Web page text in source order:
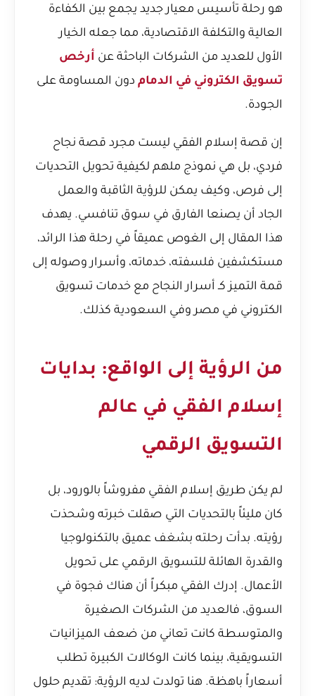
هو رحلة تأسيس معيار جديد يجمع بين الكفاءة
العالية والتكلفة الاقتصادية، مما جعله الخيار
الأول للعديد من الشركات الباحثة عن أرخص
تسويق الكتروني في الدمام دون المساومة على
الجودة.
إن قصة إسلام الفقي ليست مجرد قصة نجاح
فردي، بل هي نموذج ملهم لكيفية تحويل التحديات
إلى فرص، وكيف يمكن للرؤية الثاقبة والعمل
الجاد أن يصنعا الفارق في سوق تنافسي. يهدف
هذا المقال إلى الغوص عميقاً في رحلة هذا الرائد،
مستكشفين فلسفته، خدماته، وأسرار وصوله إلى
قمة التميز كـ أسرار النجاح مع خدمات تسويق
الكتروني في مصروفي السعودية كذلك.
من الرؤية إلى الواقع: بدايات
إسلام الفقي في عالم
التسويق الرقمي
لم يكن طريق إسلام الفقي مفروشاً بالورود، بل
كان مليئاً بالتحديات التي صقلت خبرته وشحذت
رؤيته. بدأت رحلته بشغف عميق بالتكنولوجيا
والقدرة الهائلة للتسويق الرقمي على تحويل
الأعمال. إدرك الفقي مبكراً أن هناك فجوة في
السوق، فالعديد من الشركات الصغيرة
والمتوسطة كانت تعاني من ضعف الميزانيات
التسويقية، بينما كانت الوكالات الكبيرة تطلب
أسعاراً باهظة. هنا تولدت لديه الرؤية: تقديم حلول